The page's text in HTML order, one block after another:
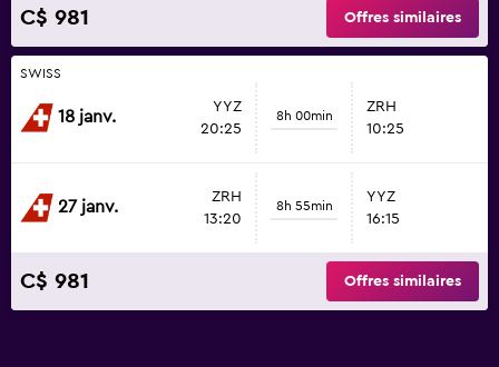
C$ 981 Offres similaires
SWISS
18 janv.
YYZ
20:25
8h 00min
ZRH
10:25
27 janv.
ZRH
13:20
8h 55min
YYZ
16:15
C$ 981 Offres similaires